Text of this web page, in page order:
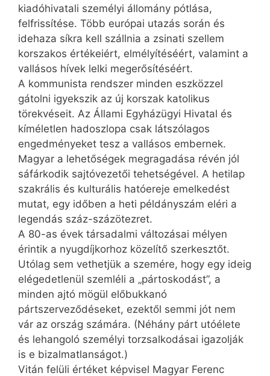
kiadóhivatali személyi állomány pótlása,
felfrissítése. Több európai utazás során és
idehaza síkra kell szállnia a zsinati szellem
korszakos értékeiért, elmélyítéséért, valamint a
vallásos hívek lelki megerősítéséért.
A kommunista rendszer minden eszközzel
gátolni igyekszik az új korszak katolikus
törekvéseit. Az Állami Egyházügyi Hivatal és
kíméletlen hadoszlopa csak látszólagos
engedményeket tesz a vallásos embernek.
Magyar a lehetőségek megragadása révén jól
sáfárkodik sajtóvezetői tehetségével. A hetilap
szakrális és kulturális hatóereje emelkedést
mutat, egy időben a heti példányszám eléri a
legendás száz-százötezret.
A 80-as évek társadalmi változásai mélyen
érintik a nyugdíjkorhoz közelítő szerkesztőt.
Utólag sem vethetjük a szemére, hogy egy ideig
elégedetlenül szemléli a „pártoskodást”, a
minden ajtó mögül előbukkanó
pártszerveződéseket, ezektől semmi jót nem
vár az ország számára. (Néhány párt utóélete
és lehangoló személyi torzsalkodásai igazolják
is e bizalmatlanságot.)
Vitán felüli értéket képvisel Magyar Ferenc